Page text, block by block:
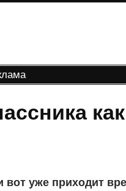
вот уже приходит